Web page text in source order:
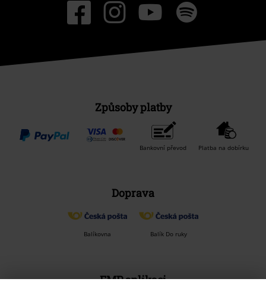
Způsoby platby
Bankovní převod Platba na dobírku
Doprava
Balíkovna Balík Do ruky
EMP aplikaci